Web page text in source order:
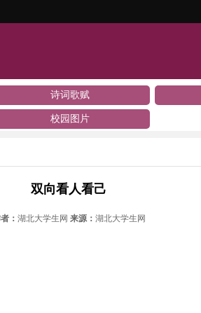
诗词歌赋
校园图片
双向看人看己
： 湖北大学生网 来源： 湖北大学生网